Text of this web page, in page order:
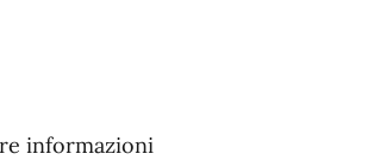
informazioni